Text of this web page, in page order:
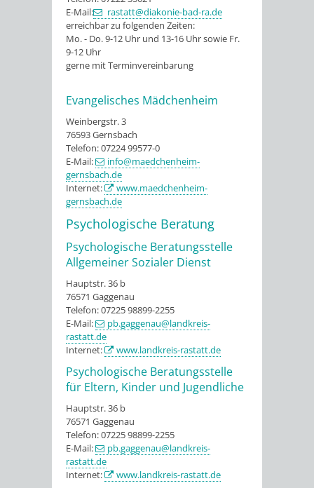
E-Mail:
rastatt@diakonie-bad-ra.de
erreichbar zu folgenden Zeiten:
Mo. - Do. 9-12 Uhr und 13-16 Uhr sowie Fr.
9-12 Uhr
gerne mit Terminvereinbarung
Evangelisches Mädchenheim
Weinbergstr. 3
76593 Gernsbach
Telefon: 07224 99577-0
E-Mail:
info@maedchenheim-
gernsbach.de
Internet:
www.maedchenheim-
gernsbach.de
Psychologische Beratung
Psychologische Beratungsstelle
Allgemeiner Sozialer Dienst
Hauptstr. 36 b
76571 Gaggenau
Telefon: 07225 98899-2255
E-Mail:
pb.gaggenau@landkreis-
rastatt.de
Internet:
www.landkreis-rastatt.de
Psychologische Beratungsstelle
für Eltern, Kinder und Jugendliche
Hauptstr. 36 b
76571 Gaggenau
Telefon: 07225 98899-2255
E-Mail:
pb.gaggenau@landkreis-
rastatt.de
Internet:
www.landkreis-rastatt.de